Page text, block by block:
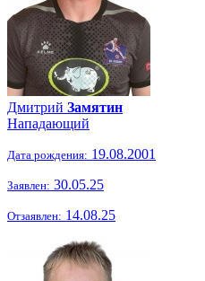
Дмитрий Замятин
Нападающий
Дата рождения: 19.08.2001
Заявлен: 30.05.25
Отзаявлен: 14.08.25